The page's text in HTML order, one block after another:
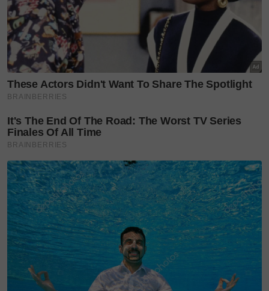
‘Saya tak dapat sikat
rambutnya lagi’ – Tular
kongsi...
Suami taasub tutorial
bersalin YouTube, ibu maut
Foto: AFP
sulung Raja Thailand
mangkat,...